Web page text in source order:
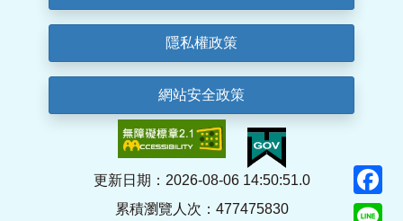
隱私權政策
網站安全政策
更新日期：2026-08-06 14:50:51.0
累積瀏覽人次：477475830